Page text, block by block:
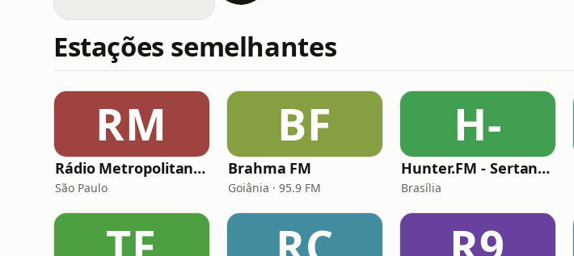
Estações semelhantes
RM
Rádio Metropolitana Sertanejo
São Paulo
BF
Brahma FM
Goiânia · 95.9 FM
H-
Hunter.FM - Sertanejo
Brasília